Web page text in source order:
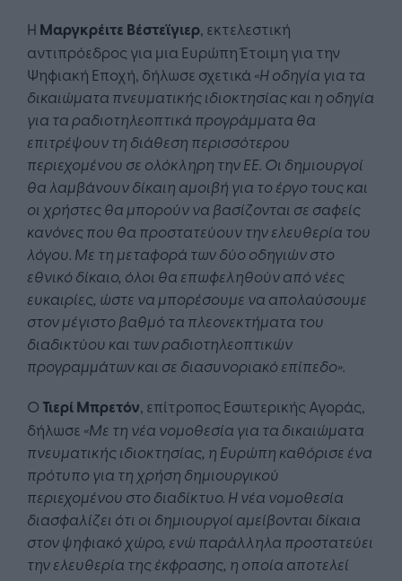
Η Μαργκρέιτε Βέστεϊγιερ, εκτελεστική
αντιπρόεδρος για μια Ευρώπη Έτοιμη για την
Ψηφιακή Εποχή, δήλωσε σχετικά «Η οδηγία για τα
δικαιώματα πνευματικής ιδιοκτησίας και η οδηγία
για τα ραδιοτηλεοπτικά προγράμματα θα
επιτρέψουν τη διάθεση περισσότερου
περιεχομένου σε ολόκληρη την ΕΕ. Οι δημιουργοί
θα λαμβάνουν δίκαιη αμοιβή για το έργο τους και
οι χρήστες θα μπορούν να βασίζονται σε σαφείς
κανόνες που θα προστατεύουν την ελευθερία του
λόγου. Με τη μεταφορά των δύο οδηγιών στο
εθνικό δίκαιο, όλοι θα επωφεληθούν από νέες
ευκαιρίες, ώστε να μπορέσουμε να απολαύσουμε
στον μέγιστο βαθμό τα πλεονεκτήματα του
διαδικτύου και των ραδιοτηλεοπτικών
προγραμμάτωνκαι σε διασυνοριακό επίπεδο».
Ο Τιερί Μπρετόν, επίτροπος Εσωτερικής Αγοράς,
δήλωσε «Με τη νέα νομοθεσία για τα δικαιώματα
πνευματικής ιδιοκτησίας, η Ευρώπη καθόρισε ένα
πρότυπο για τη χρήση δημιουργικού
περιεχομένου στο διαδίκτυο. Η νέα νομοθεσία
διασφαλίζει ότι οι δημιουργοί αμείβονται δίκαια
στον ψηφιακό χώρο, ενώ παράλληλα προστατεύει
την ελευθερία της έκφρασης, η οποία αποτελεί